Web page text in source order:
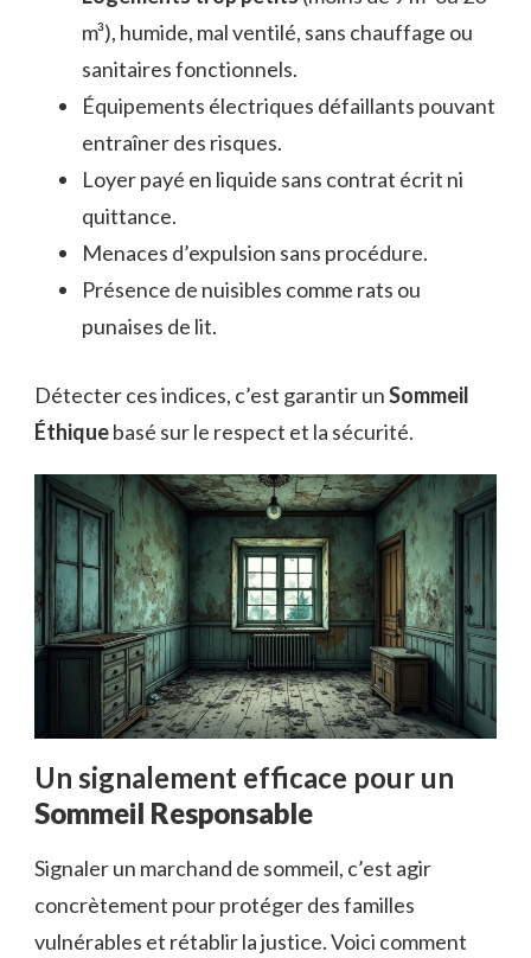
m³), humide, mal ventilé, sans chauffage ou
sanitaires fonctionnels.
Équipements électriques défaillants pouvant
entraîner des risques.
Loyer payé en liquide sans contrat écrit ni
quittance.
Menaces d’expulsion sans procédure.
Présence de nuisibles comme rats ou
punaises de lit.
Détecter ces indices, c’est garantir unSommeil
Éthiquebasé sur le respect et la sécurité.
Un signalement efficace pour un
Sommeil Responsable
Signaler un marchand de sommeil, c’est agir
concrètement pour protéger des familles
vulnérables et rétablir la justice. Voici comment